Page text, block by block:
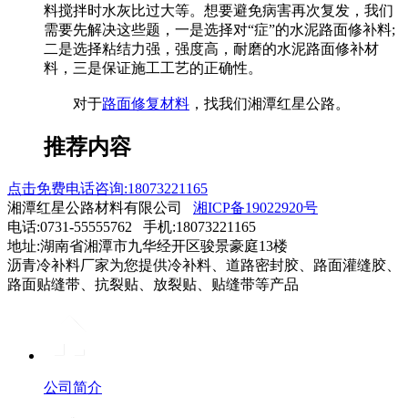
料搅拌时水灰比过大等。想要避免病害再次复发，我们
需要先解决这些题，一是选择对“症”的水泥路面修补料;
二是选择粘结力强，强度高，耐磨的水泥路面修补材
料，三是保证施工工艺的正确性。
对于路面修复材料 ，找我们湘潭红星公路。
推荐内容
点击免费电话咨询:18073221165
湘潭红星公路材料有限公司 湘ICP备19022920号
电话:0731-55555762 手机:18073221165
地址:湖南省湘潭市九华经开区骏景豪庭13楼
沥青冷补料厂家为您提供冷补料、道路密封胶、路面灌缝胶、
路面贴缝带、抗裂贴、放裂贴、贴缝带等产品
公司简介